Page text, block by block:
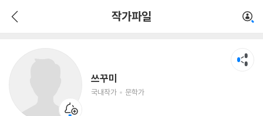
작가파일
쓰꾸미
국내작가 문학가